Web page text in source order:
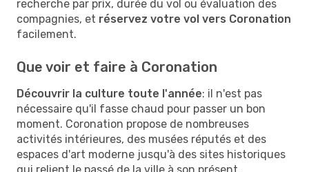
recherche par prix, durée du vol ou évaluation des
compagnies, et réservez votre vol vers Coronation
facilement.
Que voir et faire à Coronation
Découvrir la culture toute l'année: il n'est pas
nécessaire qu'il fasse chaud pour passer un bon
moment. Coronation propose de nombreuses
activités intérieures, des musées réputés et des
espaces d'art moderne jusqu'à des sites historiques